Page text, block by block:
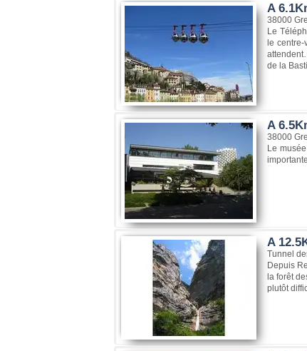
A
38000
Le
le
de la
A
38000
Le
A
Tunnel
Depuis
la forêt
plutôt